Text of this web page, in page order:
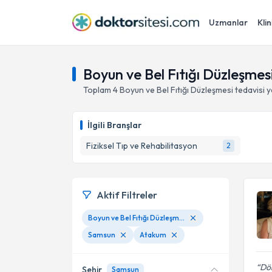
Uzmanlar
Boyun ve Bel Fıtığı
Toplam 4Boyun ve Bel Fıtığı Düzleşmesi tedavisi
İlgili Branşlar
Fiziksel Tıp ve Rehabilitasyon
2
Aktif Filtreler
Boyun ve Bel Fıtığı Düzleşmesi
Samsun
Atakum
Şehir Samsun